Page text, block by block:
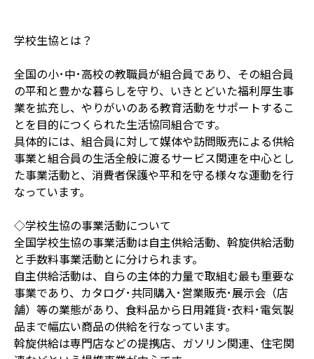
学校生協とは？
全国の小･中･高校の教職員が組合員であり、その組合員
の平和と豊かな暮らしを守り、いきとどいた福利厚生事
業を拡充し、やりがいのある教育活動をサポートするこ
とを目的につくられた生活協同組合です。
具体的には、組合員に対して媒体や訪問販売による供給
事業と組合員の生活全般に渡るサービス関連を中心とし
た事業活動と、消費者保護や平和を守る様々な運動を行
なっています。
◇学校生協の事業活動について
全国学校生協の事業活動は自主供給活動、斡旋供給活動
と手数料事業活動とに分けられます。
自主供給活動は、自らの主体的力量で取組む最も重要な
事業であり、カタログ･共同購入･営業販売･展示会（店
舗）等の業態があり、食料品から日用雑貨･衣料･電気製
品まで幅広い商品の供給を行なっています。
斡旋供給は専門店などの提携店、ガソリン関連、住宅関